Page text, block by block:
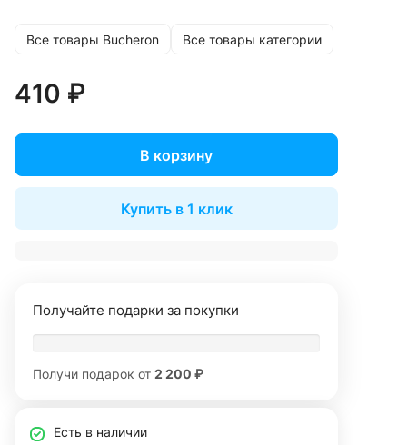
Все товары Bucheron Все товары категории
410 ₽
В корзину
Купить в 1 клик
Получайте подарки за покупки
Получи подарок от 2 200 ₽
Есть в наличии